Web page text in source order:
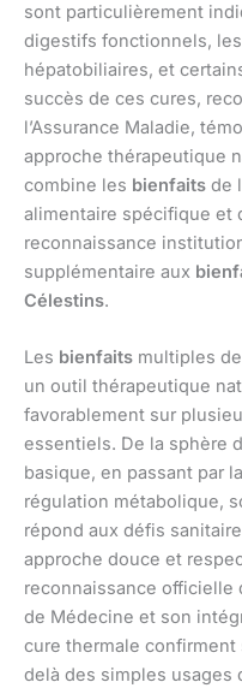
sont particulièrement
digestifs fonctionnels,
hépatobiliaires, et
succès de ces cures,
l’Assurance Maladie,
approche thérapeutique
combine les bienfaits de
alimentaire spécifique et
reconnaissance
supplémentaire aux
Célestins.
Les bienfaits multiples de
un outil thérapeutique
favorablement sur
essentiels. De la sphère
basique, en passant par
régulation métabolique,
répond aux défis
approche douce et
reconnaissance officielle
de Médecine et son
cure thermale
delà des simples usages